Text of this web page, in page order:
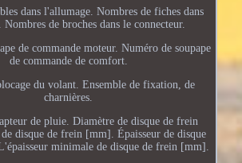
dans l'allumage. Nombres de fiches dans
de broches dans le connecteur.
de commande moteur. Numéro de soupape
de commande de comfort.
du volant. Ensemble de fixation, de
charnières.
de pluie. Diamètre de disque de frein
disque de frein [mm]. Épaisseur de disque
minimale de disque de frein [mm].